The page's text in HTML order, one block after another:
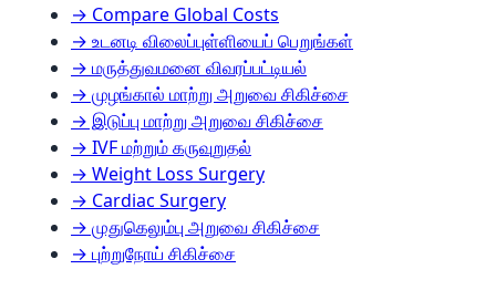
→ Compare Global Costs
→ உடனடி விலைப்புள்ளியைப் பெறுங்கள்
→ மருத்துவமனை விவரப்பட்டியல்
→ முழங்கால் மாற்று அறுவை சிகிச்சை
→ இடுப்பு மாற்று அறுவை சிகிச்சை
→ IVF மற்றும் கருவுறுதல்
→ Weight Loss Surgery
→ Cardiac Surgery
→ முதுகெலும்பு அறுவை சிகிச்சை
→ புற்றுநோய் சிகிச்சை